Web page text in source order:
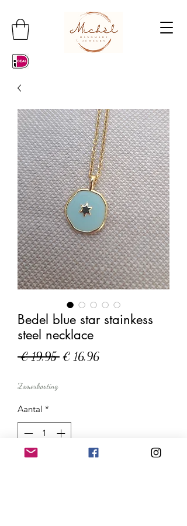
Bedel blue star stainkess
steel necklace
€ 19,95 Normale
€ 16,96Verkoopprijs
Zomerkorting
Aantal *